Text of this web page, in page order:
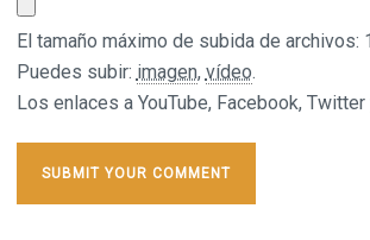
El tamaño máximo de subida de archivos:
Puedes subir: imagen, vídeo.
Los enlaces a YouTube, Facebook,